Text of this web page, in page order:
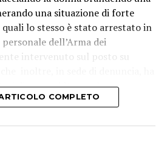
una situazione di forte
lo stesso è stato arrestato in
dell’Arma dei
intervenuto sul posto su
di aver subìto, anche in
fisica e comportamenti
che secondo quanto accertato dai
stato di alterazione
COMPLETO